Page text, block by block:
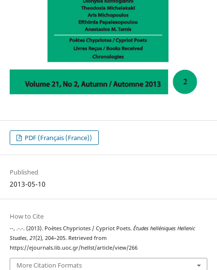
PDF (Français (France))
Published
2013-05-10
How to Cite
--, .-.-. (2013). Poètes Chypriotes / Cypriot Poets. Études helléniques Hellenic
Studies, 21(2), 204–205. Retrieved from
https://ejournals.lib.uoc.gr/hellst/article/view/266
More Citation Formats